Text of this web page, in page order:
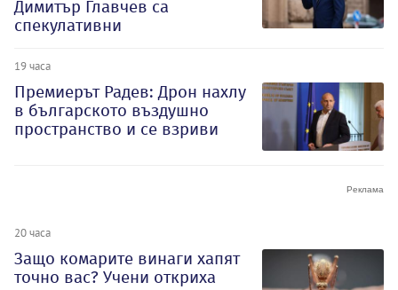
Димитър Главчев са
спекулативни
19 часа
Премиерът Радев: Дрон нахлу
в българското въздушно
пространство и се взриви
20 часа
Защо комарите винаги хапят
точно вас? Учени откриха